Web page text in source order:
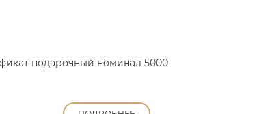
подарочный номинал 5000